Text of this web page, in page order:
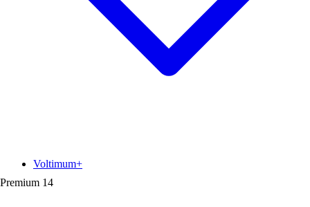
Premium 14
Voltimum+